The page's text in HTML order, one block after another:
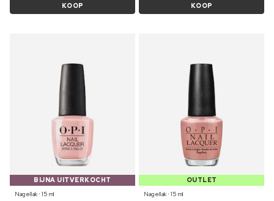
KOOP KOOP
BIJNA UITVERKOCHT
Nagellak ⋅ 15 ml
OUTLET
Nagellak ⋅ 15 ml